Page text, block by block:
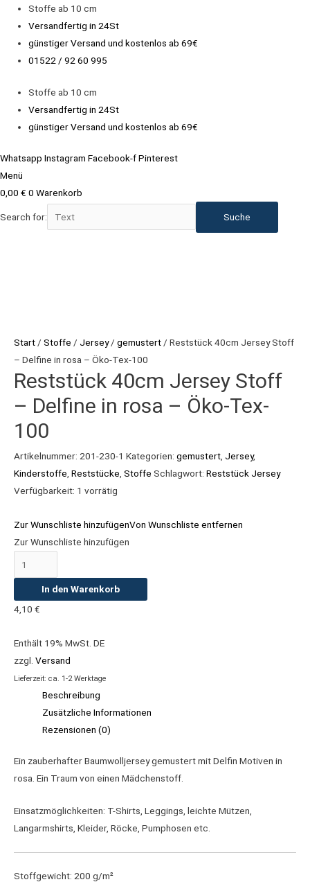
Inhalt
springen
Stoffe ab 10 cm
Versandfertig in 24St
günstiger Versand und kostenlos ab 69€
01522 / 92 60 995
Stoffe ab 10 cm
Versandfertig in 24St
günstiger Versand und kostenlos ab 69€
Whatsapp Instagram Facebook-fPinterest
Menü
0,00 € 0 Warenkorb
Search for:
Start/ Stoffe / Jersey/ gemustert/ Reststück 40cm Jersey Stoff
– Delfine in rosa – Öko-Tex-100
Reststück 40cm Jersey Stoff
– Delfine in rosa – Öko-Tex-
100
Artikelnummer: 201-230-1 Kategorien: gemustert, Jersey,
Kinderstoffe, Reststücke, Stoffe Schlagwort: Reststück Jersey
Verfügbarkeit: 1 vorrätig
Zur Wunschliste hinzufügenVon Wunschliste entfernen
Zur Wunschliste hinzufügen
in
rosa
100
In den Warenkorb
4,10 €
Enthält 19% MwSt. DE
zzgl. Versand
Lieferzeit: ca. 1-2 Werktage
Beschreibung
Zusätzliche Informationen
Rezensionen (0)
Ein zauberhafter Baumwolljersey gemustert mit Delfin Motiven in
rosa. Ein Traum von einen Mädchenstoff.
Einsatzmöglichkeiten: T-Shirts, Leggings, leichte Mützen,
Langarmshirts, Kleider, Röcke, Pumphosen etc.
Stoffgewicht: 200 g/m²